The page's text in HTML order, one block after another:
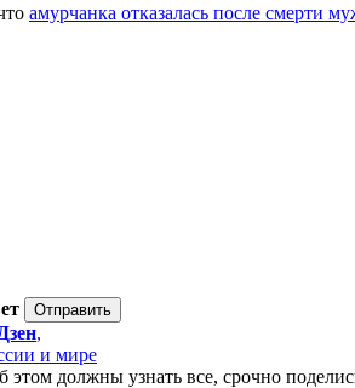
амурчанка отказалась после смерти
,
и мире
должны узнать все, срочно